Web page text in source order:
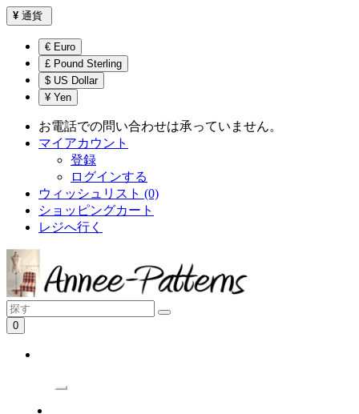
¥ 通貨
€ Euro
£ Pound Sterling
$ US Dollar
¥ Yen
お電話での問い合わせは承っていません。
マイアカウント
登録
ログインする
ウィッシュリスト (0)
ショッピングカート
レジへ行く
0